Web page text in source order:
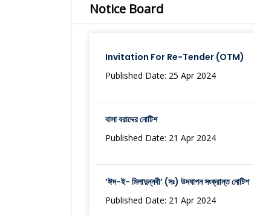
Notice Board
Invitation For Re-Tender (OTM)
Published Date: 25 Apr 2024
বাসা বরাদ্দের নোটিশ
Published Date: 21 Apr 2024
’ঈদ-ই- মিলাদুন্নবী’ (সঃ) উদযাপন সংক্রান্ত নোটিশ
Published Date: 21 Apr 2024